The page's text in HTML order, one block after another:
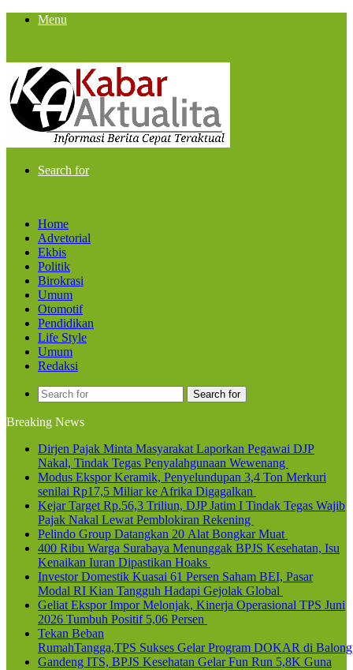
Menu
Search for
Home
Advetorial
Ekbis
Politik
Birokrasi
Umum
Otomotif
Pendidikan
Life Style
Umum
Redaksi
Search for
Breaking News
Dirjen Pajak Minta Masyarakat Laporkan Pegawai DJP
Nakal, Tindak Tegas Penyalahgunaan Wewenang
Modus Ekspor Keramik, Penyelundupan 3,4 Ton Merkuri
senilai Rp17,5 Miliar ke Afrika Digagalkan
Kejar Target Rp.56,3 Triliun, DJP Jatim I Tindak Tegas Wajib
Pajak Nakal Lewat Pemblokiran Rekening
Pelindo Group Datangkan 20 Alat Bongkar Muat
400 Ribu Warga Surabaya Menunggak BPJS Kesehatan, Isu
Kenaikan Iuran Dipastikan Hoaks
Investor Domestik Kuasai 61 Persen Saham BEI, Pasar
Modal RI Kian Tangguh Hadapi Gejolak Global
Geliat Ekspor Impor Melonjak, Kinerja Operasional TPS Juni
2026 Tumbuh Positif 5,06 Persen
Tekan Beban
RumahTangga,TPS Sukses Gelar Program DOKAR di
Gandeng ITS, BPJS Kesehatan Gelar Fun Run 5,8K Guna